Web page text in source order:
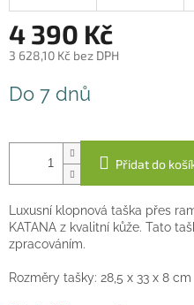
4 390 Kč
3 628,10 Kč bez DPH
cena:
Do 7 dnů
Přidat do
Luxusní klopnová taška přes
KATANA z kvalitní kůže. Tato
zpracováním.
Rozměry tašky: 28,5 x 33 x 8 cm